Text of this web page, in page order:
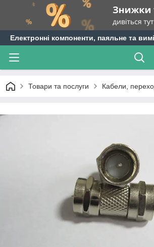
Електронні компоненти, паяльне та
Товари та послуги Кабели,